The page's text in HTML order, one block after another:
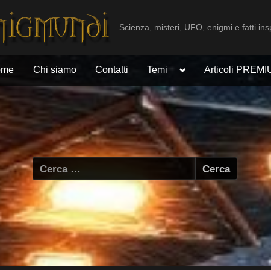
Scienza, misteri, UFO, enigmi e fatti
Chi siamo Contatti Temi
Toggle
menu
Articoli
Ricerca
per: